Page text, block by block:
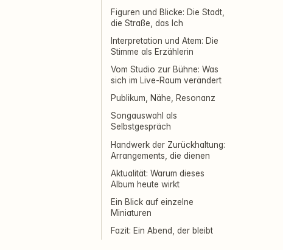
Figuren und Blicke: Die Stadt,
die Straße, das Ich
Interpretation und Atem: Die
Stimme als Erzählerin
Vom Studio zur Bühne: Was
sich im Live-Raum verändert
Publikum, Nähe, Resonanz
Songauswahl als
Selbstgespräch
Handwerk der Zurückhaltung:
Arrangements, die dienen
Aktualität: Warum dieses
Album heute wirkt
Ein Blick auf einzelne
Miniaturen
Fazit: Ein Abend, der bleibt